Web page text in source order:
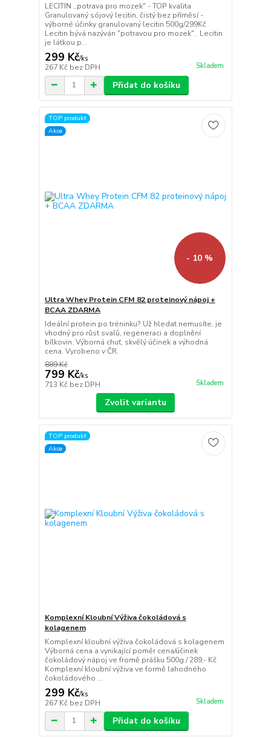
LECITIN ,,potrava pro mozek" - TOP kvalita
Granulovaný sójový lecitin, čistý bez příměsí -
výborné účinky granulovaný lecitin 500g/299Kč
Lecitin bývá nazýván "potravou pro mozek". Lecitin
je látkou p...
299 Kč/ks
267 Kč bez DPH Skladem
Přidat do košíku
TOP produkt
Akce
- 10 %
Ultra Whey Protein CFM 82 proteinový nápoj +
BCAA ZDARMA
Ideální protein po tréninku? Už hledat nemusíte, je
vhodný pro růst svalů, regeneraci a doplnění
bílkovin. Výborná chuť, skvělý účinek a výhodná
cena. Vyrobeno v ČR.
889 Kč
799 Kč/ks
713 Kč bez DPH Skladem
Zvolit variantu
TOP produkt
Akce
Komplexní Kloubní Výživa čokoládová s
kolagenem
Komplexní kloubní výživa čokoládová s kolagenem
Výborná cena a vynikající poměr cena/účinek
čokoládový nápoj ve fromě prášku 500g / 289,- Kč
Komplexní kloubní výživa ve formě lahodného
čokoládového ...
299 Kč/ks
267 Kč bez DPH Skladem
Přidat do košíku